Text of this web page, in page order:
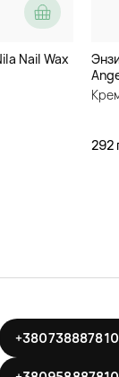
Nail Wax
292
+380738887810